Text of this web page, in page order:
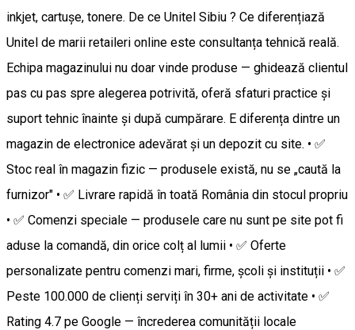
inkjet, cartușe, tonere. De ce Unitel Sibiu ? Ce diferențiază
Unitel de marii retaileri online este consultanța tehnică reală.
Echipa magazinului nu doar vinde produse — ghidează clientul
pas cu pas spre alegerea potrivită, oferă sfaturi practice și
suport tehnic înainte și după cumpărare. E diferența dintre un
magazin de electronice adevărat și un depozit cu site. • ✅
Stoc real în magazin fizic — produsele există, nu se „caută la
furnizor" • ✅ Livrare rapidă în toată România din stocul propriu
• ✅ Comenzi speciale — produsele care nu sunt pe site pot fi
aduse la comandă, din orice colț al lumii • ✅ Oferte
personalizate pentru comenzi mari, firme, școli și instituții • ✅
Peste 100.000 de clienți serviți în 30+ ani de activitate • ✅
Rating 4.7 pe Google — încrederea comunității locale